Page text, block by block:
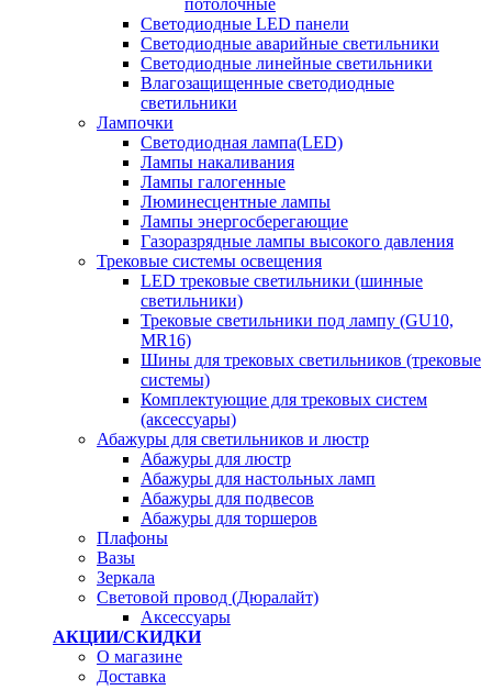
потолочные
Светодиодные LED панели
Светодиодные аварийные светильники
Светодиодные линейные светильники
Влагозащищенные светодиодные
светильники
Лампочки
Светодиодная лампа(LED)
Лампы накаливания
Лампы галогенные
Люминесцентные лампы
Лампы энергосберегающие
Газоразрядные лампы высокого давления
Трековые системы освещения
LED трековые светильники (шинные
светильники)
Трековые светильники под лампу (GU10,
MR16)
Шины для трековых светильников (трековые
системы)
Комплектующие для трековых систем
(аксессуары)
Абажуры для светильников и люстр
Абажуры для люстр
Абажуры для настольных ламп
Абажуры для подвесов
Абажуры для торшеров
Плафоны
Вазы
Зеркала
Световой провод (Дюралайт)
Аксессуары
АКЦИИ/СКИДКИ
О магазине
Доставка